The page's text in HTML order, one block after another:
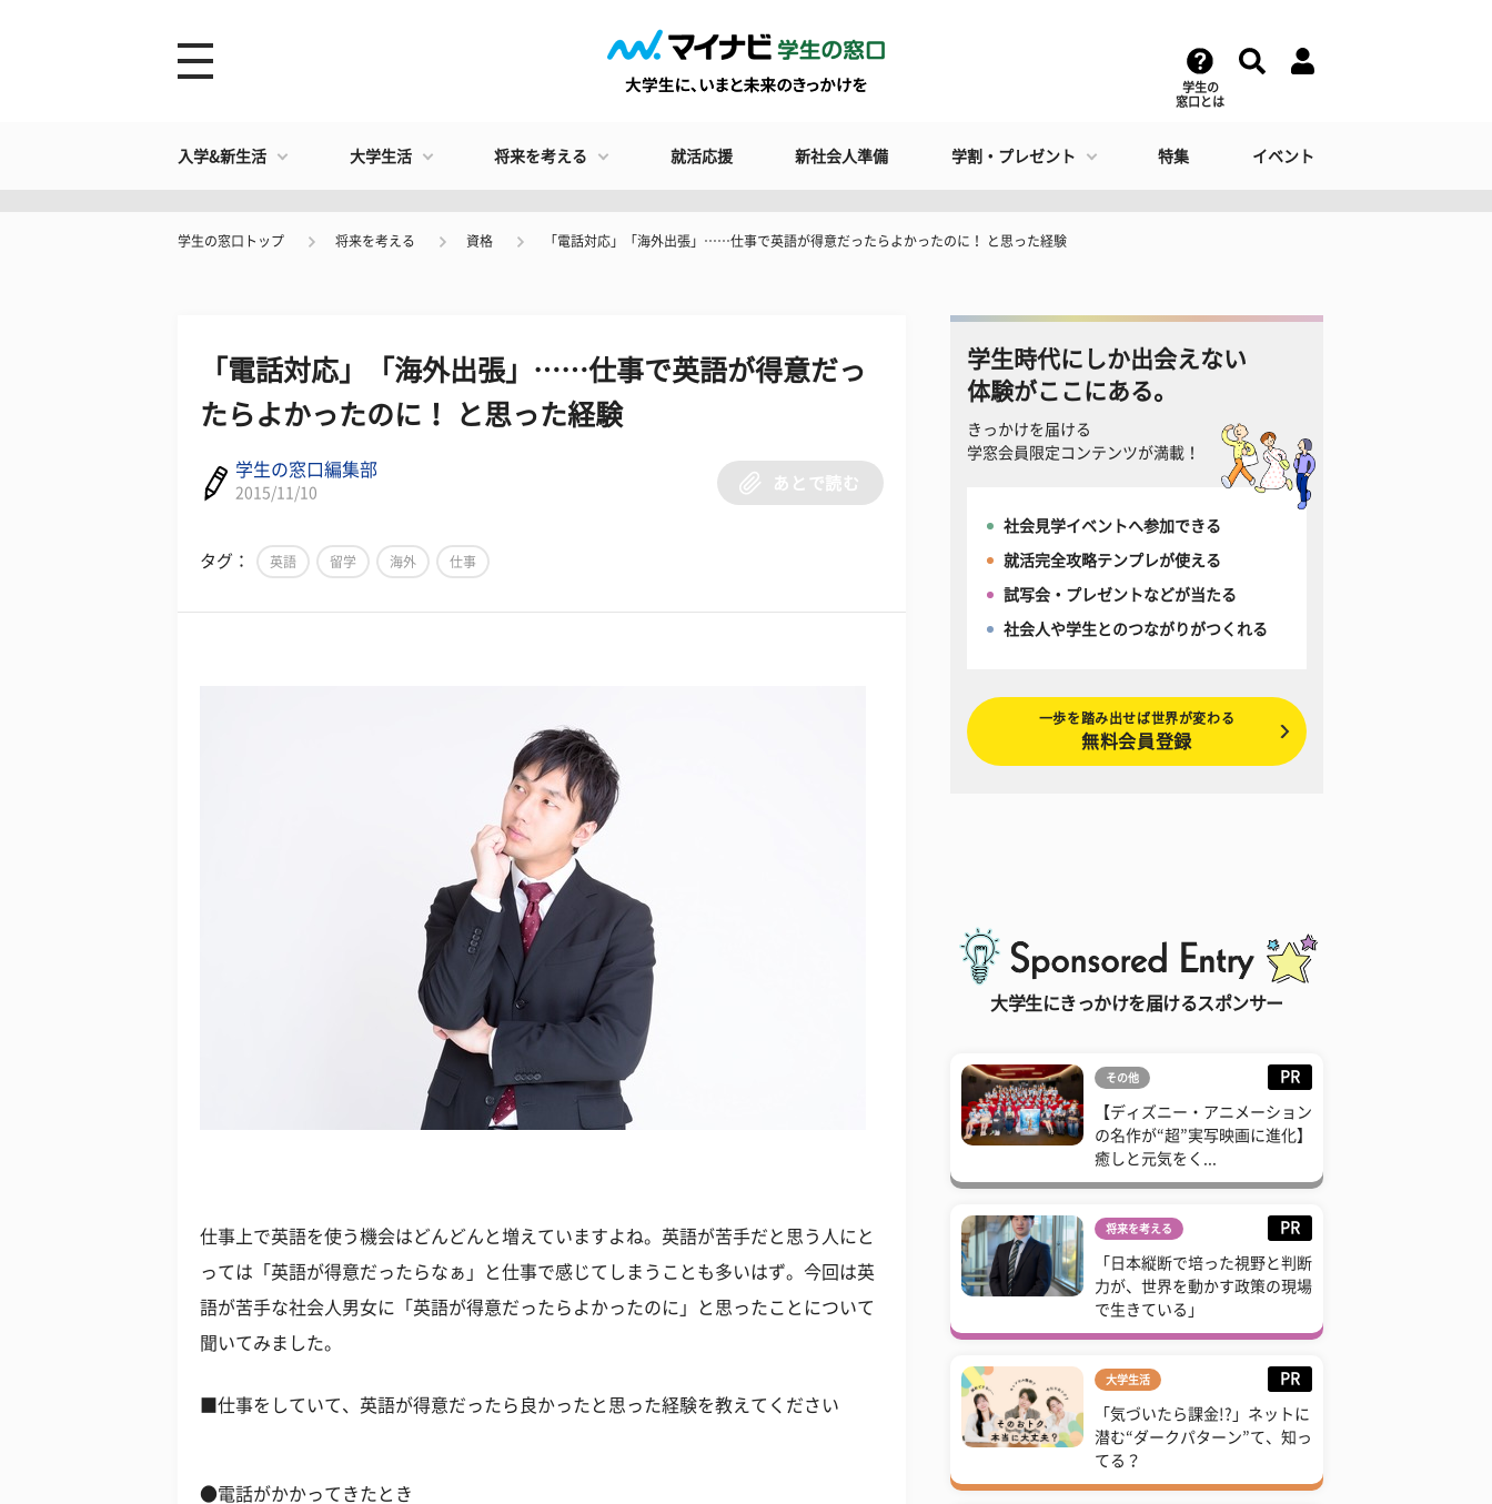
学生の
窓口とは
入学&新生活 大学生活 将来を考える 就活応援 新社会人準備 学割・プレゼント 特集 イベント
学生の窓口トップ 将来を考える 資格 「電話対応」「海外出張」……仕事で英語が得意だったらよかったのに！ と思った経験
「電話対応」「海外出張」……仕事で英語が得意だっ
たらよかったのに！ と思った経験
学生の窓口編集部
2015/11/10
あとで読む
タグ： 英語 留学 海外 仕事
仕事上で英語を使う機会はどんどんと増えていますよね。英語が苦手だと思う人にと
っては「英語が得意だったらなぁ」と仕事で感じてしまうことも多いはず。今回は英
語が苦手な社会人男女に「英語が得意だったらよかったのに」と思ったことについて
聞いてみました。
■仕事をしていて、英語が得意だったら良かったと思った経験を教えてください
●電話がかかってきたとき
学生時代にしか出会えない
体験がここにある。
きっかけを届ける
学窓会員限定コンテンツが満載！
社会見学イベントへ参加できる
就活完全攻略テンプレが使える
試写会・プレゼントなどが当たる
社会人や学生とのつながりがつくれる
一歩を踏み出せば世界が変わる
無料会員登録
大学生にきっかけを届けるスポンサー
その他 PR
【ディズニー・アニメーション
の名作が“超”実写映画に進化】
癒しと元気をく...
将来を考える PR
「日本縦断で培った視野と判断
力が、世界を動かす政策の現場
で生きている」
大学生活 PR
「気づいたら課金!?」ネットに
潜む“ダークパターン”て、知っ
てる？